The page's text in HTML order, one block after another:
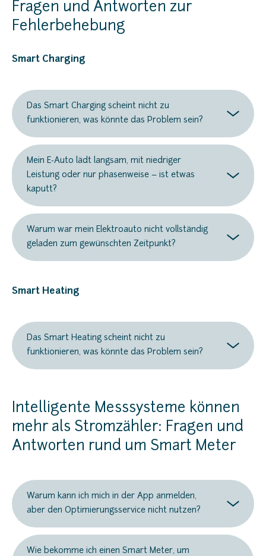
Fragen und Antworten zur
Fehlerbehebung
Smart Charging
Das Smart Charging scheint nicht zu
funktionieren, was könnte das Problem sein?
Mein E-Auto lädt langsam, mit niedriger
Leistung oder nur phasenweise – ist etwas
kaputt?
Warum war mein Elektroauto nicht vollständig
geladen zum gewünschten Zeitpunkt?
Smart Heating
Das Smart Heating scheint nicht zu
funktionieren, was könnte das Problem sein?
Intelligente Messsysteme können
mehr als Stromzähler: Fragen und
Antworten rund um Smart Meter
Warum kann ich mich in der App anmelden,
aber den Optimierungsservice nicht nutzen?
Wie bekomme ich einen Smart Meter, um